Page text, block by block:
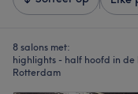
8 salons met:
highlights - half hoofd in
Rotterdam